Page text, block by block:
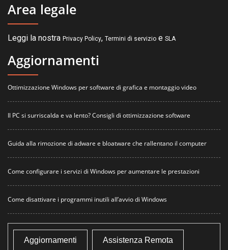
Area legale
Leggi la nostra Privacy Policy, Termini di servizio e SLA
Aggiornamenti
Ottimizzazione Windows per software di grafica e montaggio video
Il PC si surriscalda e va lento? Consigli di ottimizzazione software
Guida alla rimozione di adware e bloatware che rallentano il computer
Come configurare i servizi di Windows per aumentare le prestazioni
Come disattivare i programmi inutili all’avvio di Windows
Aggiornamenti Assistenza Remota